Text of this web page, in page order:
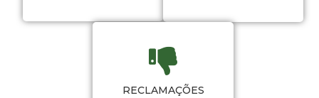
RECLAMAÇÕES